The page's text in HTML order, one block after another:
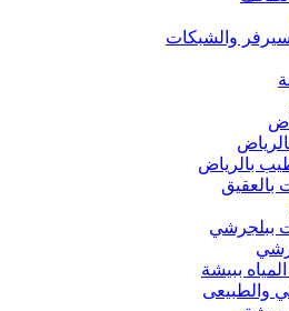
والشبكات
بالرياض
ببلجرشي
ببيشة
والطبيعى